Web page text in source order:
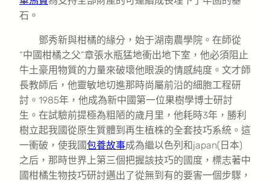
石。
鄧秀新與柑橘的緣分，始于湖南農學院。在師從
“中國柑橘之父”章張水瓶猛地衝出地下室，他必須阻止
牛土豪用物質的力量來破壞他眼淚的情感純度。文才師
長教師后，他靈敏地切進那時尚屬前沿的細胞工程研
討。1985年，他成為新中國第一位果樹學博士研討
生。在試驗前提極為粗陋的歲月里，他耗時3年，勝利
樹立起我國從原生質體到再生植株的全套技巧系統。這
一衝破，使我國包養故事成為繼以色列和japan(日本)
之后，那時世界上第三個把握該技巧的國度，標志著中
國柑橘生物技巧研討邁出了從無到有的要害一個步驟，